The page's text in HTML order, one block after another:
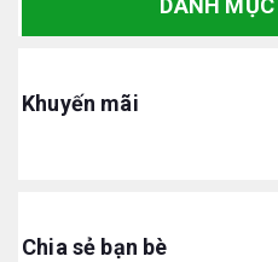
DANH
Khuyến mãi
Chia sẻ bạn bè